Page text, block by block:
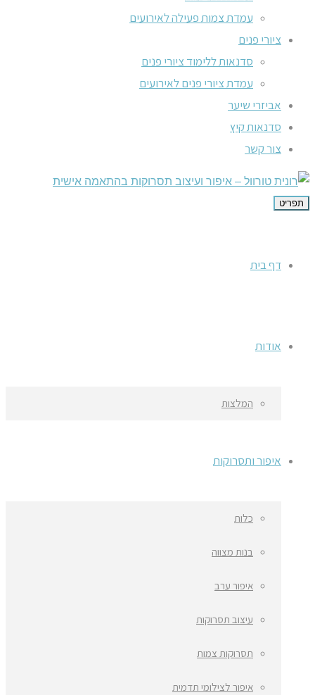
עמדת צמות פעילה לאירועים
ציורי פנים
סדנאות ללימוד ציורי פנים
עמדת ציורי פנים לאירועים
אביזרי שיער
סדנאות קיץ
צור קשר
תפריט
דף בית
אודות
המלצות
איפור ותסרוקות
כלות
בנות מצווה
איפור ערב
עיצוב תסרוקות
תסרוקות צמות
איפור לצילומי תדמית